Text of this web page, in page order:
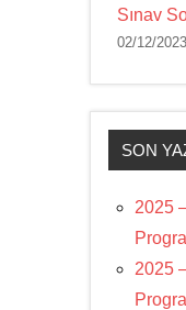
Sınav
02/12/2023
SON
2025
2025